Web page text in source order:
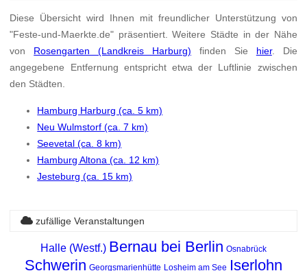
Diese Übersicht wird Ihnen mit freundlicher Unterstützung von
"Feste-und-Maerkte.de" präsentiert. Weitere Städte in der Nähe
von Rosengarten (Landkreis Harburg) finden Sie hier. Die
angegebene Entfernung entspricht etwa der Luftlinie zwischen
den Städten.
Hamburg Harburg (ca. 5 km)
Neu Wulmstorf (ca. 7 km)
Seevetal (ca. 8 km)
Hamburg Altona (ca. 12 km)
Jesteburg (ca. 15 km)
zufällige Veranstaltungen
Halle (Westf.) Bernau bei Berlin Osnabrück
Schwerin Georgsmarienhütte Losheim am See Iserlohn